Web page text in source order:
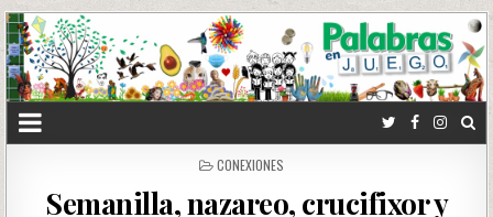
POSTED
CONEXIONES
Semanilla, nazareo, crucifixor y